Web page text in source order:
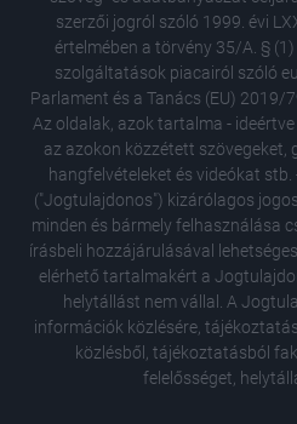
szerzői jogról szóló 1999. évi
értelmében a törvény 35/A. §
szolgáltatások piacairól szóló
Parlament és a Tanács (EU) 2019/
Az oldalak, azok tartalma -
az azokon közzétett szövegeket,
hangfelvételeket és videókat
("Jogtulajdonos") kizárólagos
minden és bármely felhasználása
írásbeli hozzájárulásával
elérhető tartalmakért a
helytállást nem vállal. A
információk közlésére,
közlésből, tájékoztatásból
felelősséget,